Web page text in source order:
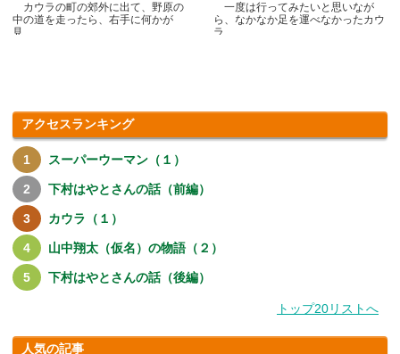
カウラの町の郊外に出て、野原の
中の道を走ったら、右手に何かが
見.....
一度は行ってみたいと思いなが
ら、なかなか足を運べなかったカウ
ラ.....
アクセスランキング
スーパーウーマン（１）
下村はやとさんの話（前編）
カウラ（１）
山中翔太（仮名）の物語（２）
下村はやとさんの話（後編）
トップ20リストへ
人気の記事